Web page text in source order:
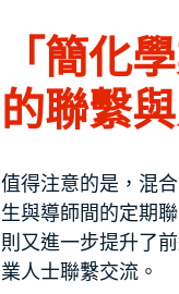
「簡化
的聯繫與
值得注意的是，混
生與導師間的定期
則又進一步提升了
業人士聯繫交流。